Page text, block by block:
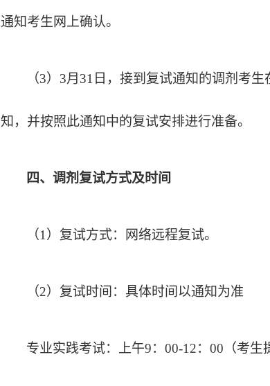
通知考生网上确认。
（3） 3月 31 日，接到复试通知的调剂考
知，并按照此通知中的复试安排进行准备。
四、 调剂复试方式及时间
（1 ） 复试方式：网络远程复试。
（2）复试时间： 具体时间以通知为准
专业实践考试：上午9：00-12：00（考生